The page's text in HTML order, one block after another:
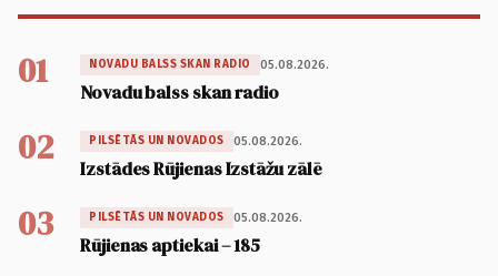
01 NOVADU BALSS SKAN RADIO 05.08.2026.
Novadu balss skan radio
02 PILSĒTĀS UN NOVADOS 05.08.2026.
Izstādes Rūjienas Izstāžu zālē
03 PILSĒTĀS UN NOVADOS 05.08.2026.
Rūjienas aptiekai – 185